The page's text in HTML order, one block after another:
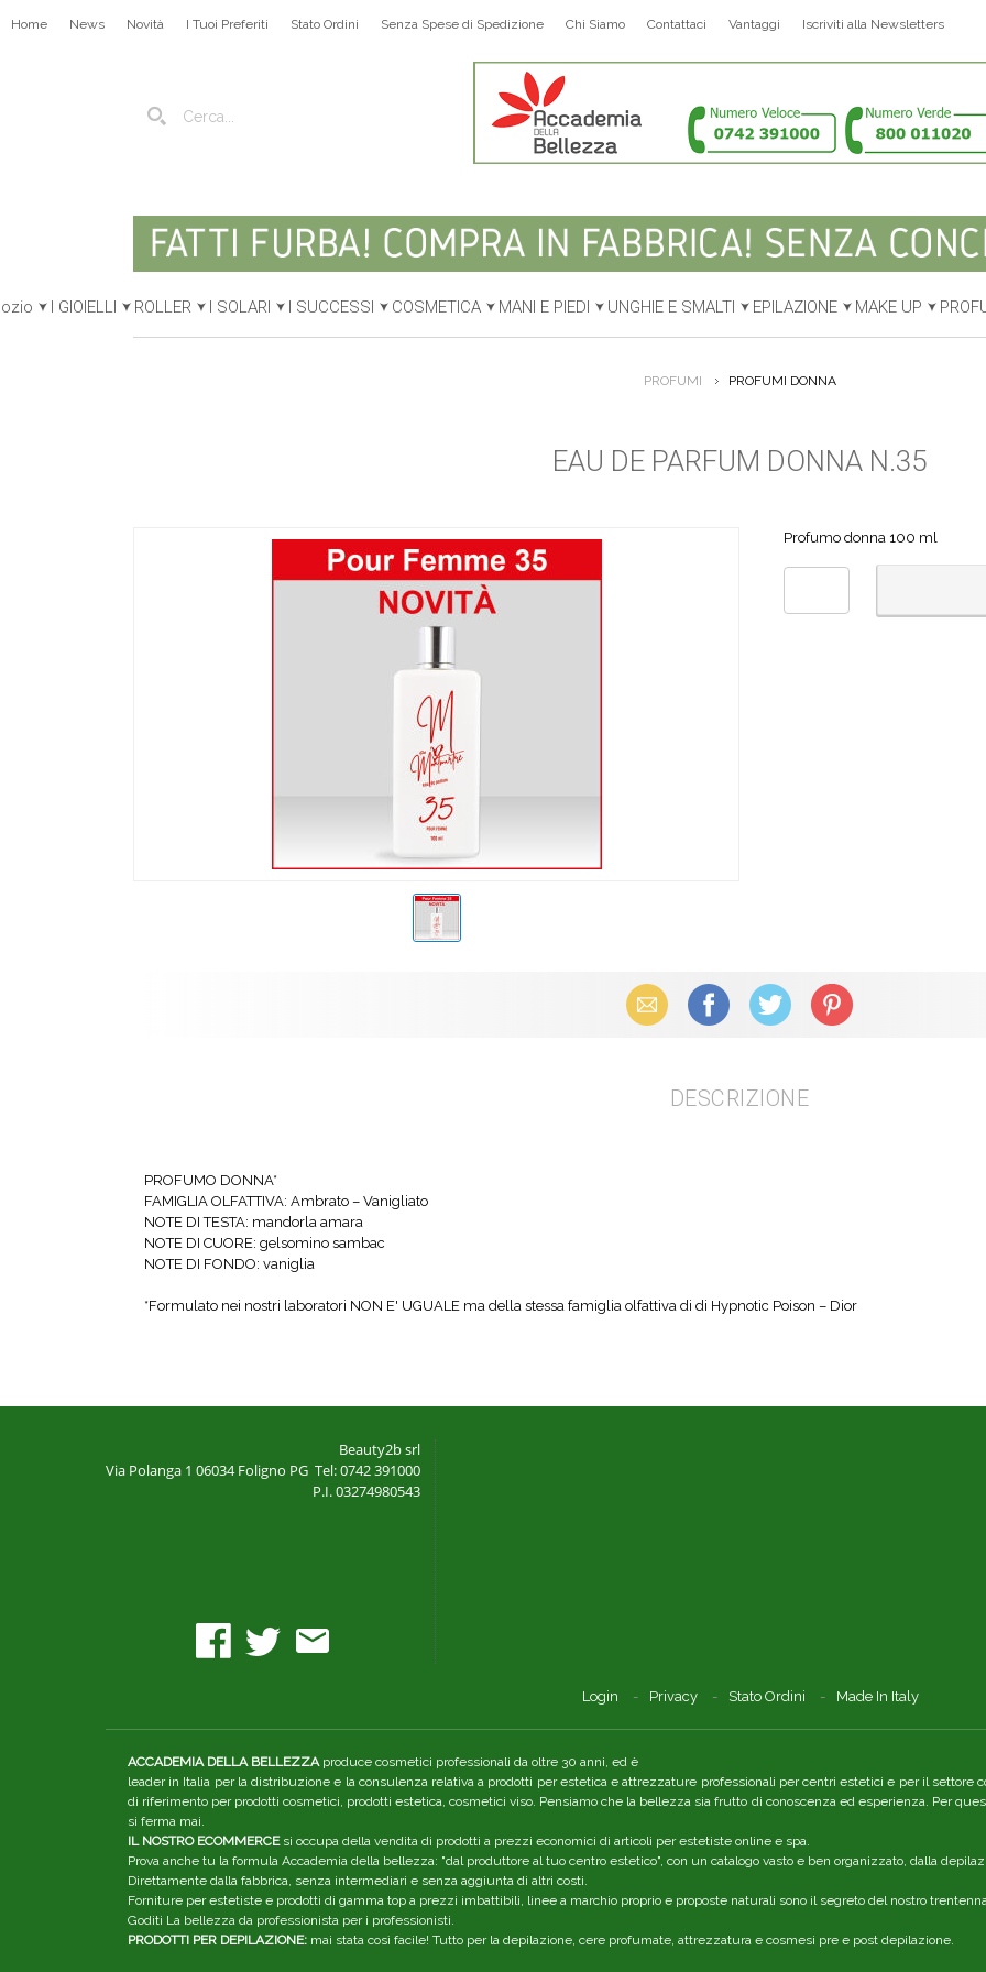
Home News Novità I Tuoi Preferiti Stato Ordini Senza Spese di Spedizione Chi Siamo Contattaci Vantaggi Iscriviti alla Newsletters
I GIOIELLI ROLLER I SOLARI I SUCCESSI COSMETICA MANI E PIEDI UNGHIE E SMALTI EPILAZIONE MAKE UP
PROFUMI PROFUMI DONNA
EAU DE PARFUM DONNA N.35
Profumo donna 100 ml
Email Facebook X (Twitter) Pinterest
DESCRIZIONE
PROFUMO DONNA*
FAMIGLIA OLFATTIVA: Ambrato – Vanigliato
NOTE DI TESTA: mandorla amara
NOTE DI CUORE: gelsomino sambac
NOTE DI FONDO: vaniglia
*Formulato nei nostri laboratori NON E' UGUALE ma della stessa famiglia olfattiva di di Hypnotic Poison – Dior
Beauty2b srl
Via Polanga 1 06034 Foligno PG Tel: 0742 391000
P.I. 03274980543
Login Privacy Stato Ordini Made In Italy
ACCADEMIA DELLA BELLEZZAproduce cosmetici professionali da oltre 30 anni, ed è
leader in Italia per la distribuzione e la consulenza relativa a prodotti per estetica e attrezzature professionali per centri estetici e per il settore
di riferimento per prodotti cosmetici, prodotti estetica, cosmetici viso. Pensiamo che la bellezza sia frutto di conoscenza ed esperienza. Per
si ferma mai.
IL NOSTRO ECOMMERCEsi occupa della vendita di prodotti a prezzi economici di articoli per estetiste online e spa.
Prova anche tu la formula Accademia della bellezza: "dal produttore al tuo centro estetico", con un catalogo vasto e ben organizzato, dalla
Direttamente dalla fabbrica, senza intermediari e senza aggiunta di altri costi.
Forniture per estetiste e prodotti di gamma top a prezzi imbattibili, linee a marchio proprio e proposte naturali sono il segreto del nostro
Goditi La bellezza da professionista per i professionisti.
PRODOTTI PER DEPILAZIONE: mai stata così facile! Tutto per la depilazione, cere profumate, attrezzatura e cosmesi pre e post depilazione.